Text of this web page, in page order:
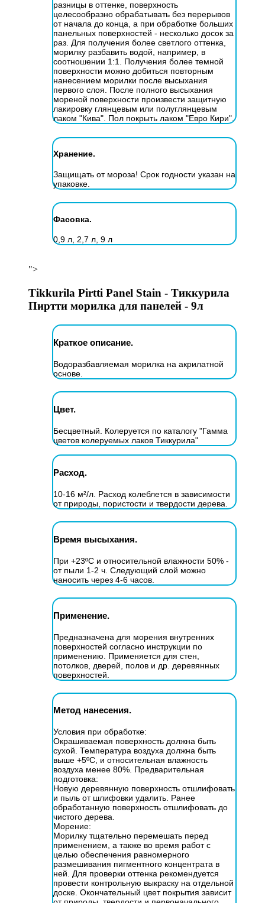
разницы в оттенке, поверхность
целесообразно обрабатывать без перерывов
от начала до конца, а при обработке больших
панельных поверхностей - несколько досок за
раз. Для получения более светлого оттенка,
морилку разбавить водой, например, в
соотношении 1:1. Получения более темной
поверхности можно добиться повторным
нанесением морилки после высыхания
первого слоя. После полного высыхания
мореной поверхности произвести защитную
лакировку глянцевым или полуглянцевым
лаком "Кива". Пол покрыть лаком "Евро Кири".
Хранение.
Защищать от мороза! Срок годности указан на
упаковке.
Фасовка.
0,9 л, 2,7 л, 9 л
">
Tikkurila Pirtti Panel Stain - Тиккурила
Пиртти морилка для панелей - 9л
Краткое описание.
Водоразбавляемая морилка на акрилатной
основе.
Цвет.
Бесцветный. Колеруется по каталогу "Гамма
цветов колеруемых лаков Тиккурила"
Расход.
10-16 м²/л. Расход колеблется в зависимости
от природы, пористости и твердости дерева.
Время высыхания.
При +23ºС и относительной влажности 50% -
от пыли 1-2 ч. Следующий слой можно
наносить через 4-6 часов.
Применение.
Предназначена для морения внутренних
поверхностей согласно инструкции по
применению. Применяется для стен,
потолков, дверей, полов и др. деревянных
поверхностей.
Метод нанесения.
Условия при обработке:
Окрашиваемая поверхность должна быть
сухой. Температура воздуха должна быть
выше +5ºС, и относительная влажность
воздуха менее 80%. Предварительная
подготовка:
Новую деревянную поверхность отшлифовать
и пыль от шлифовки удалить. Ранее
обработанную поверхность отшлифовать до
чистого дерева.
Морение:
Морилку тщательно перемешать перед
применением, а также во время работ с
целью обеспечения равномерного
размешивания пигментного концентрата в
ней. Для проверки оттенка рекомендуется
провести контрольную выкраску на отдельной
доске. Окончательный цвет покрытия зависит